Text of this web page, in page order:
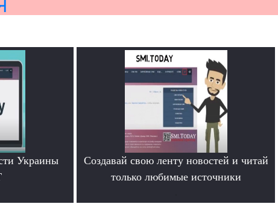
Украины
Создавай свою ленту новостей и читай
только любимые источники